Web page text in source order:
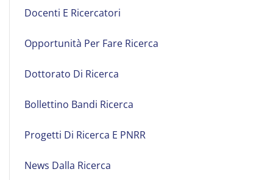
Docenti E Ricercatori
Opportunità Per Fare Ricerca
Dottorato Di Ricerca
Bollettino Bandi Ricerca
Progetti Di Ricerca E PNRR
News Dalla Ricerca